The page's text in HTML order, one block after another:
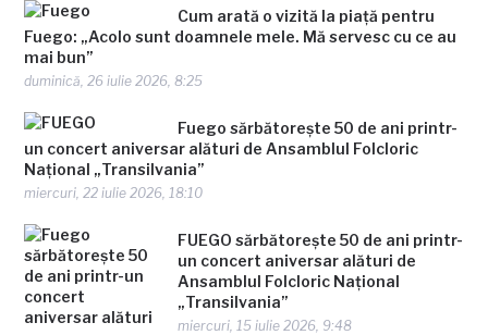
Cum arată o vizită la piață pentru
Fuego: „Acolo sunt doamnele mele. Mă servesc cu ce au
mai bun”
duminică, 26 iulie 2026, 8:25
Fuego sărbătorește 50 de ani printr-
un concert aniversar alături de Ansamblul Folcloric
Național „Transilvania”
miercuri, 22 iulie 2026, 18:10
FUEGO sărbătorește 50 de ani printr-
un concert aniversar alături de
Ansamblul Folcloric Național
„Transilvania”
miercuri, 15 iulie 2026, 9:48